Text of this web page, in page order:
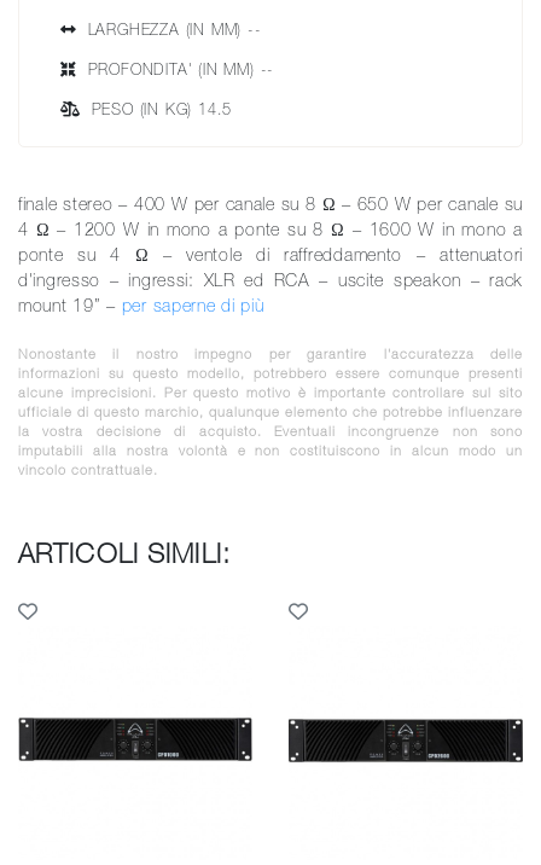
LARGHEZZA (IN MM) --
PROFONDITA' (IN MM) --
PESO (IN KG) 14.5
finale stereo – 400 W per canale su 8 Ω – 650 W per canale su
4 Ω – 1200 W in mono a ponte su 8 Ω – 1600 W in mono a
ponte su 4 Ω – ventole di raffreddamento – attenuatori
d'ingresso – ingressi: XLR ed RCA – uscite speakon – rack
mount 19” – per saperne di più
Nonostante il nostro impegno per garantire l'accuratezza delle
informazioni su questo modello, potrebbero essere comunque presenti
alcune imprecisioni. Per questo motivo è importante controllare sul sito
ufficiale di questo marchio, qualunque elemento che potrebbe influenzare
la vostra decisione di acquisto. Eventuali incongruenze non sono
imputabili alla nostra volontà e non costituiscono in alcun modo un
vincolo contrattuale.
ARTICOLI SIMILI: